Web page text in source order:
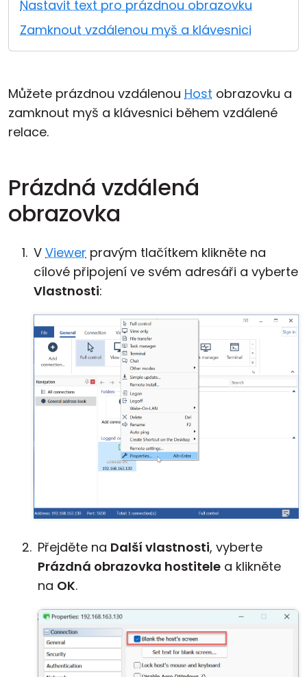
Nastavit text pro prázdnou obrazovku
Zamknout vzdálenou myš a klávesnici
Můžete prázdnou vzdálenou Host obrazovku a
zamknout myš a klávesnici během vzdálené
relace.
Prázdná vzdálená
obrazovka
V Viewer pravým tlačítkem klikněte na
cílové připojení ve svém adresáři a vyberte
Vlastnosti:
Přejděte na Další vlastnosti, vyberte
Prázdná obrazovka hostitele a klikněte
na OK.
Cloud a on-premise